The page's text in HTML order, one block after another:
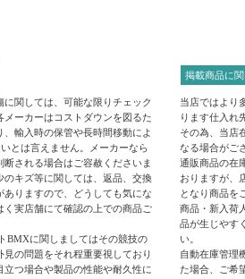
関しては、可能な限りチェック
メーカーはコストダウンを図るた
輸入時の保管や長時間移動によ
とは言えません。メーカーなら
される場合はご容赦くださいま
キズ等に関しては、返品、交換
りますので、どうしても気にな
く実店舗にて確認の上での商品ご
BMXに関しましてはその競技の
の問題をそれ程重要視しており
立つ場合や製品の性能や耐久性に
掲載商品に
当店ではより
ります仕入れ
その為、当店
なる場合がご
通販商品の在
おりますが、
となり商品を
商品・新入荷
品が生じやす
い。
自動在庫管理
た場合、ご希